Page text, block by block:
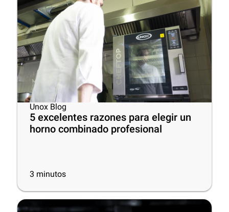
Unox Blog
5 excelentes razones para elegir un
horno combinado profesional
3 minutos